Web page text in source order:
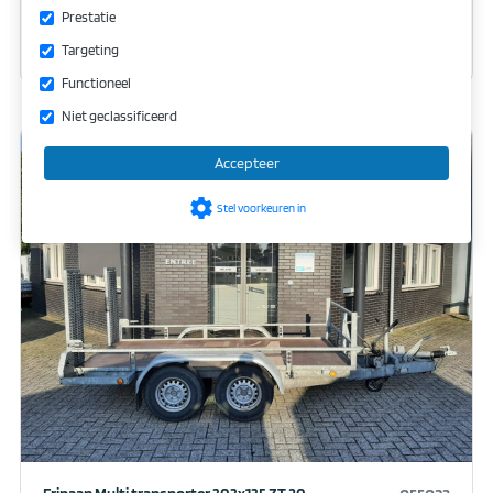
Prestatie
Targeting
Functioneel
Niet geclassificeerd
Accepteer
settings Stel voorkeuren in